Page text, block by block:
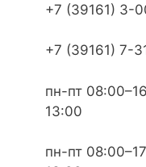
+7 (39161) 3-
+7 (39161) 7-
пн-пт
13:00
пн-пт